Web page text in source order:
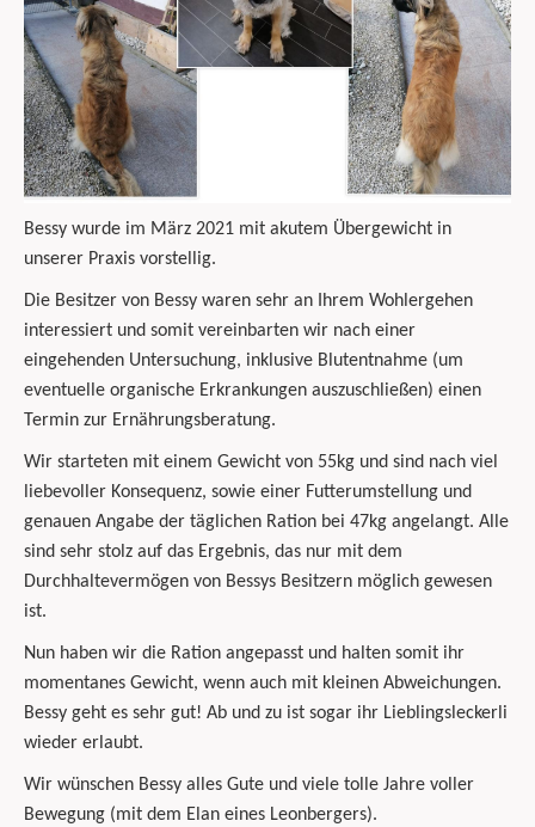
Bessy wurde im März 2021 mit akutem Übergewicht in
unserer Praxis vorstellig.
Die Besitzer von Bessy waren sehr an Ihrem Wohlergehen
interessiert und somit vereinbarten wir nach einer
eingehenden Untersuchung, inklusive Blutentnahme (um
eventuelle organische Erkrankungen auszuschließen) einen
Termin zur Ernährungsberatung.
Wir starteten mit einem Gewicht von 55kg und sind nach viel
liebevoller Konsequenz, sowie einer Futterumstellung und
genauen Angabe der täglichen Ration bei 47kg angelangt. Alle
sind sehr stolz auf das Ergebnis, das nur mit dem
Durchhaltevermögen von Bessys Besitzern möglich gewesen
ist.
Nun haben wir die Ration angepasst und halten somit ihr
momentanes Gewicht, wenn auch mit kleinen Abweichungen.
Bessy geht es sehr gut! Ab und zu ist sogar ihr Lieblingsleckerli
wieder erlaubt.
Wir wünschen Bessy alles Gute und viele tolle Jahre voller
Bewegung (mit dem Elan eines Leonbergers).